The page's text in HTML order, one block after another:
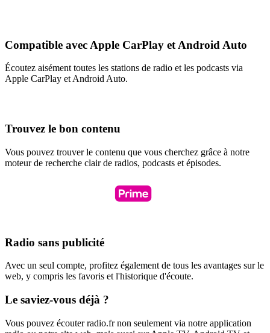
Compatible avec Apple CarPlay et Android Auto
Écoutez aisément toutes les stations de radio et les podcasts via
Apple CarPlay et Android Auto.
Trouvez le bon contenu
Vous pouvez trouver le contenu que vous cherchez grâce à notre
moteur de recherche clair de radios, podcasts et épisodes.
Radio sans publicité
Avec un seul compte, profitez également de tous les avantages sur le
web, y compris les favoris et l'historique d'écoute.
Le saviez-vous déjà ?
Vous pouvez écouter radio.fr non seulement via notre application